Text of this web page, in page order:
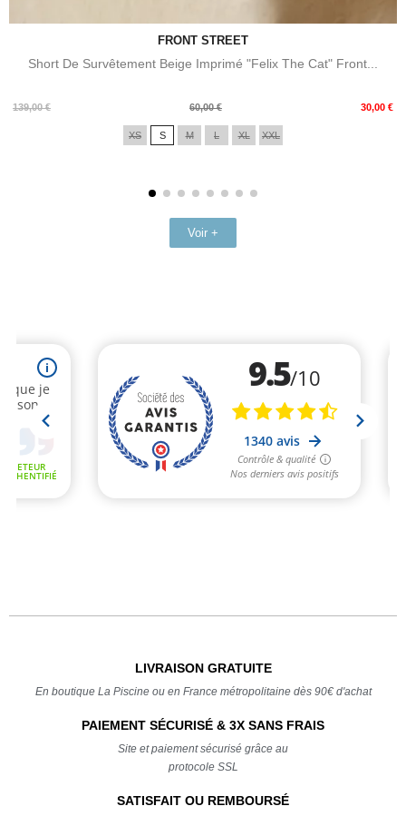
FRONT STREET
Short De Survêtement Beige Imprimé "Felix The Cat" Front...
139,00 €
Prix
60,00 € 30,00 €
Prix
XS S M L XL XXL
Voir +
LIVRAISON GRATUITE
En boutique La Piscine ou en France métropolitaine dès 90€ d'achat
PAIEMENT SÉCURISÉ & 3X SANS FRAIS
Site et paiement sécurisé grâce au
protocole SSL
SATISFAIT OU REMBOURSÉ